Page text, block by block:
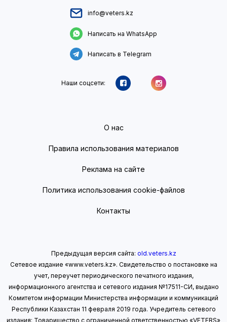
info@veters.kz
Написать на WhatsApp
Написать в Telegram
Наши соцсети:
О нас
Правила использования материалов
Реклама на сайте
Политика использования cookie-файлов
Контакты
Предыдущая версия сайта: old.veters.kz
Сетевое издание «www.veters.kz». Свидетельство о постановке на
учет, переучет периодического печатного издания,
информационного агентства и сетевого издания №17511-СИ, выдано
Комитетом информации Министерства информации и коммуникаций
Республики Казахстан 11 февраля 2019 года. Учредитель сетевого
издания: Товарищество с ограниченной ответственностью «VETERS»